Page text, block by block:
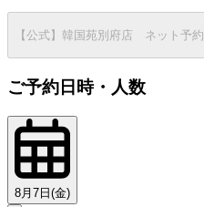
【公式】韓国苑別府店 ネット予約
ご予約日時・人数
8月7日(金)